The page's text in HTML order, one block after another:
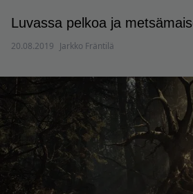
Luvassa pelkoa ja
20.08.2019 Jarkko Fräntilä